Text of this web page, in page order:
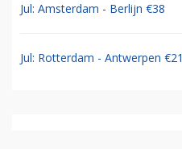
Jul: Amsterdam - Berlijn €38
Jul: Rotterdam - Antwerpen €21